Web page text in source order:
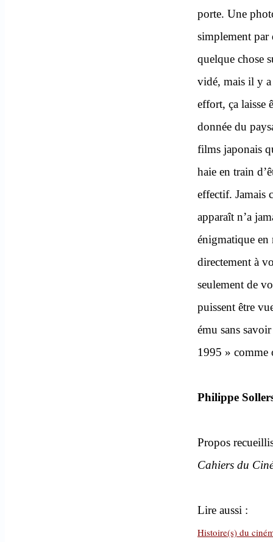
porte. Une
simplement par
quelque chose
vidé, mais il y a
effort, ça laisse
donnée du
films japonais
haie en train
effectif. Jamais
apparaît n’a
énigmatique en
directement à
seulement de
puissent être
ému sans
1995 » comme
Philippe
Propos
Cahiers du
Lire aussi :
Histoire(s) du